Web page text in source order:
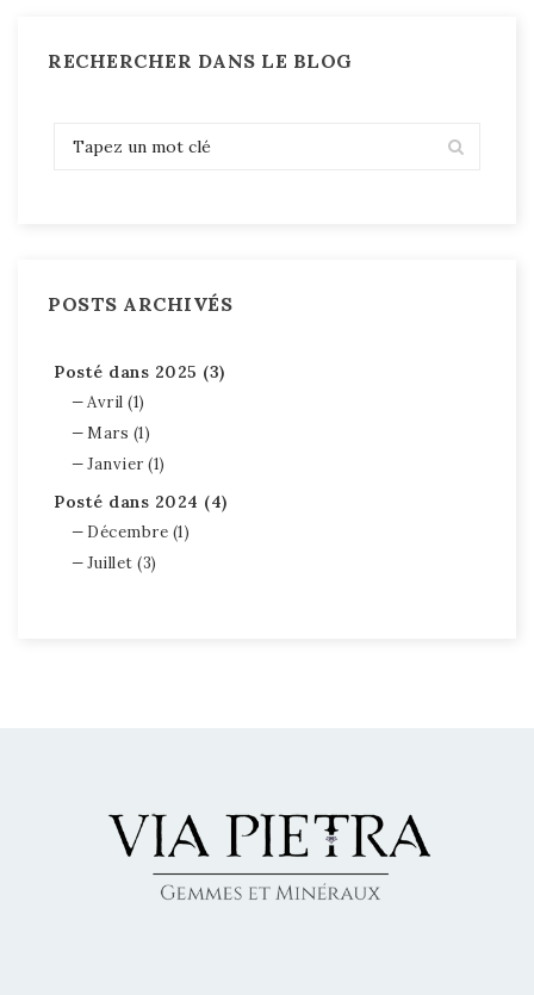
RECHERCHER DANS LE BLOG
POSTS ARCHIVÉS
Posté dans 2025 (3)
Avril (1)
Mars (1)
Janvier (1)
Posté dans 2024 (4)
Décembre (1)
Juillet (3)